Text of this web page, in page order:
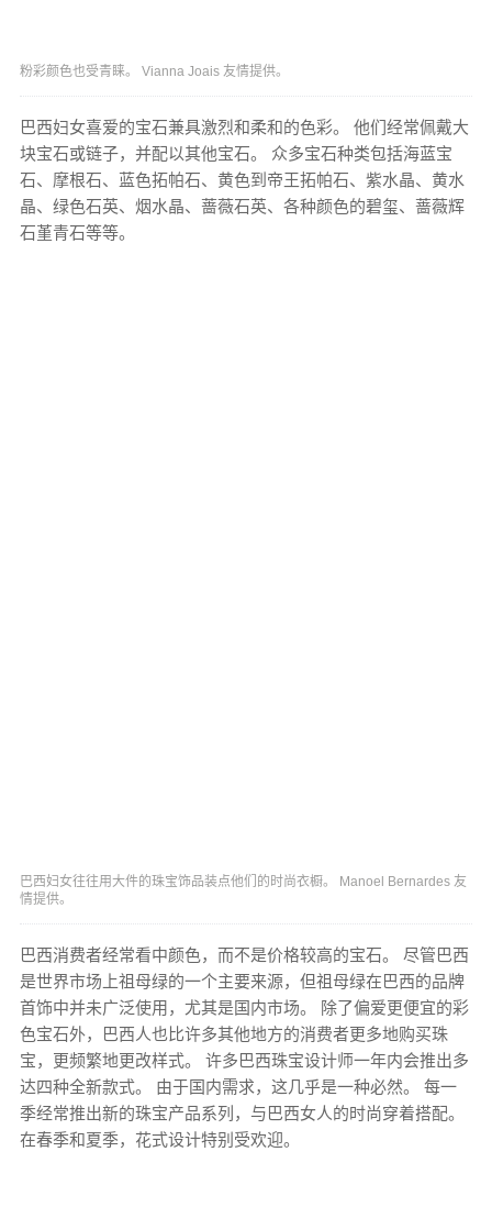
粉彩颜色也受青睐。 Vianna Joais 友情提供。
巴西妇女喜爱的宝石兼具激烈和柔和的色彩。 他们经常佩戴大
块宝石或链子，并配以其他宝石。 众多宝石种类包括海蓝宝
石、摩根石、蓝色拓帕石、黄色到帝王拓帕石、紫水晶、黄水
晶、绿色石英、烟水晶、蔷薇石英、各种颜色的碧玺、蔷薇辉
石堇青石等等。
巴西妇女往往用大件的珠宝饰品装点他们的时尚衣橱。 Manoel Bernardes 友
情提供。
巴西消费者经常看中颜色，而不是价格较高的宝石。 尽管巴西
是世界市场上祖母绿的一个主要来源，但祖母绿在巴西的品牌
首饰中并未广泛使用，尤其是国内市场。 除了偏爱更便宜的彩
色宝石外，巴西人也比许多其他地方的消费者更多地购买珠
宝，更频繁地更改样式。 许多巴西珠宝设计师一年内会推出多
达四种全新款式。 由于国内需求，这几乎是一种必然。 每一
季经常推出新的珠宝产品系列，与巴西女人的时尚穿着搭配。
在春季和夏季，花式设计特别受欢迎。